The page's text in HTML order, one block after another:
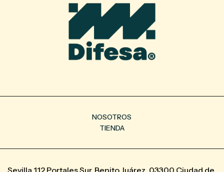
NOSOTROS
TIENDA
Sevilla 112 Portales Sur, Benito Juárez, 03300 Ciudad de